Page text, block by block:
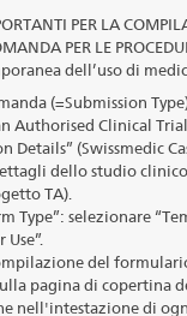
PER LA
PER LE
dell’uso di
(=Submission
Authorised Clinical
Details” (Swissmedic
dello studio
TA).
Type”: selezionare
del
pagina di copertina
nell'intestazione di